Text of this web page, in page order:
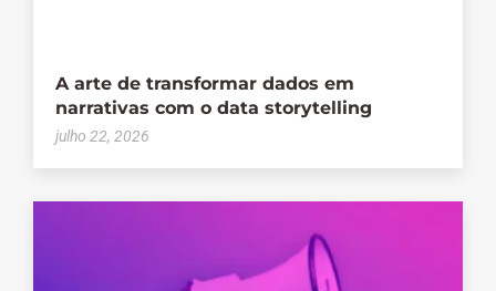
A arte de transformar dados em
narrativas com o data storytelling
julho 22, 2026